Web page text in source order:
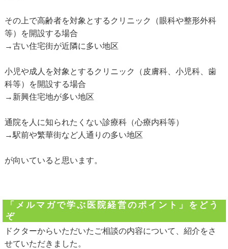
その上で高齢者を対象とするクリニック（眼科や整形外科
等）を開設する場合
→古い住宅街が近隣に多い地区
小児や成人を対象とするクリニック（皮膚科、小児科、歯
科等）を開設する場合
→新興住宅地が多い地区
通院を人に知られたくない診療科（心療内科等）
→駅前や繁華街など人通りの多い地区
が向いていると思います。
「メルマガで学ぶ医院経営のポイント」をどう
ぞ
ドクターからいただいたご相談の内容について、紹介をさ
せていただきました。